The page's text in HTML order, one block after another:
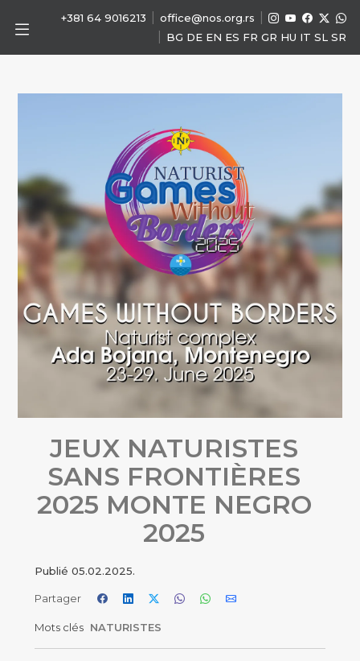
+381 64 9016213 office@nos.org.rs
BG DE EN ES FR GR HU IT SL SR
JEUX NATURISTES
SANS FRONTIÈRES
2025 MONTE NEGRO
2025
Publié 05.02.2025.
Partager
Mots clés NATURISTES